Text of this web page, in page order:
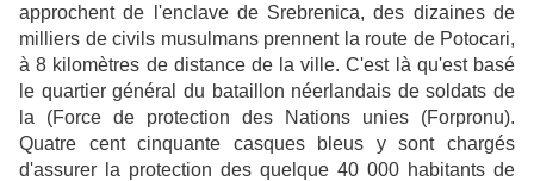
approchent de l'enclave de Srebrenica, des dizaines de
milliers de civils musulmans prennent la route de Potocari,
à 8 kilomètres de distance de la ville. C'est là qu'est basé
le quartier général du bataillon néerlandais de soldats de
la (Force de protection des Nations unies (Forpronu).
Quatre cent cinquante casques bleus y sont chargés
d'assurer la protection des quelque 40 000 habitants de